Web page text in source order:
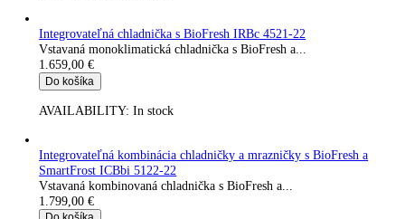
Integrovateľná chladnička s BioFresh IRBc 4121-22
Vstavaná monoklimatická chladnička s BioFresh a...
1.609,00
Do košíka
AVAILABILITY:In stock